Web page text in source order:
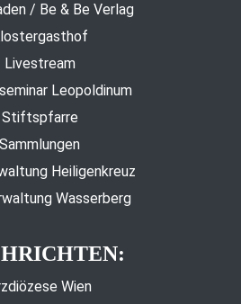
/ Be & Be Verlag
Livestream
Leopoldinum
Stiftspfarre
Sammlungen
Heiligenkreuz
Wasserberg
Wien